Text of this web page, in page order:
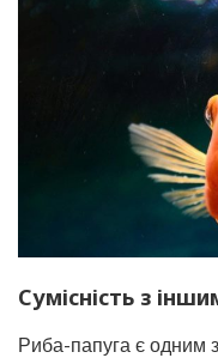
Сумісність з
Риба-папуга є одним